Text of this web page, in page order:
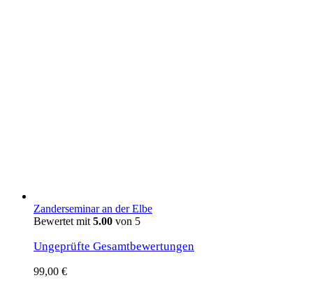
Zanderseminar an der Elbe
Bewertet mit 5.00 von 5
Ungeprüfte Gesamtbewertungen
99,00 €